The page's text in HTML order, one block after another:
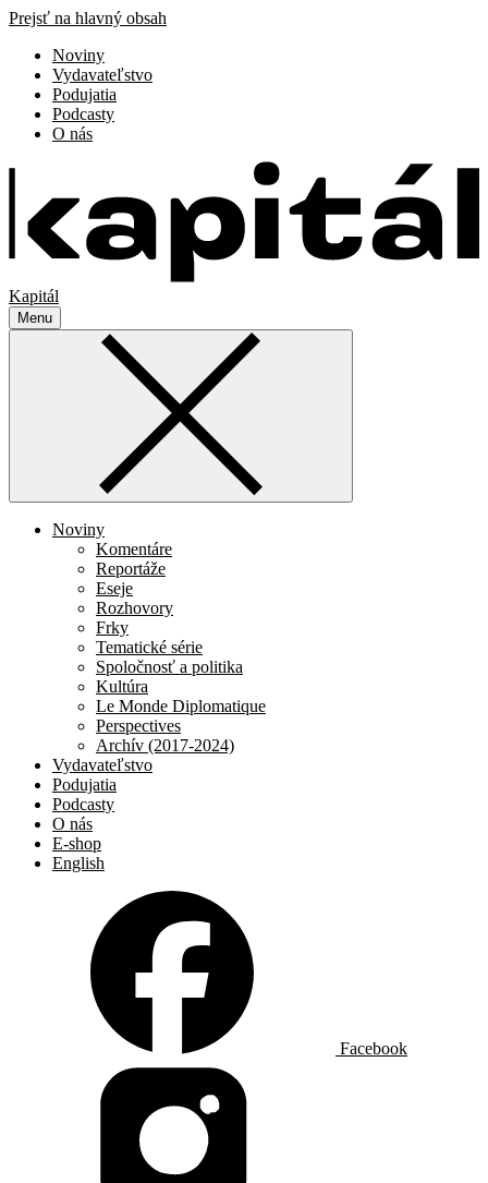
Prejsť na hlavný obsah
Noviny
Vydavateľstvo
Podujatia
Podcasty
O nás
Kapitál
Menu
Noviny
Komentáre
Reportáže
Eseje
Rozhovory
Frky
Tematické série
Spoločnosť a politika
Kultúra
Le Monde Diplomatique
Perspectives
Archív (2017-2024)
Vydavateľstvo
Podujatia
Podcasty
O nás
E-shop
English
Facebook